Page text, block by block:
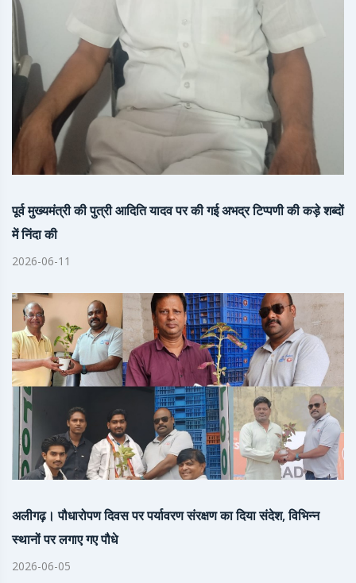
पूर्व मुख्यमंत्री की पुत्री आदिति यादव पर की गई अभद्र टिप्पणी की कड़े शब्दों
में निंदा की
2026-06-11
अलीगढ़। पौधारोपण दिवस पर पर्यावरण संरक्षण का दिया संदेश, विभिन्न
स्थानों पर लगाए गए पौधे
2026-06-05